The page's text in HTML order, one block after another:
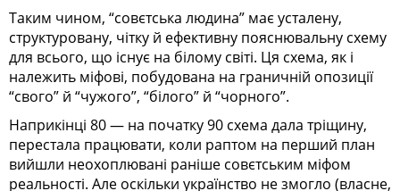
Таким чином, “совєтська людина” має усталену,
структуровану, чітку й ефективну пояснювальну схему
для всього, що існує на білому світі. Ця схема, як і
належить міфові, побудована на граничній опозиції
“свого” й “чужого”, “білого” й “чорного”.
Наприкінці 80 — на початку 90 схема дала тріщину,
перестала працювати, коли раптом на перший план
вийшли неохоплювані раніше совєтським міфом
реальності. Але оскільки українство не змогло (власне,